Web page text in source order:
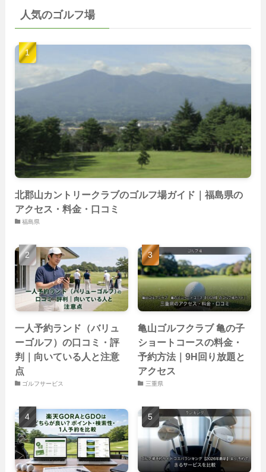
(103)
(40)
(22)
(40)
(14)
(22)
(23)
(22)
(26)
人気のゴルフ場
北郡山カントリークラブのゴルフ場ガイド｜福島県の
アクセス・料金・口コミ
福島県
一人予約ランド（バリュ
ーゴルフ）の口コミ・評
判｜向いている人と注意
点
ゴルフサービス
亀山ゴルフクラブ 亀の子
ショートコースの料金・
予約方法｜9H回り放題と
アクセス
三重県